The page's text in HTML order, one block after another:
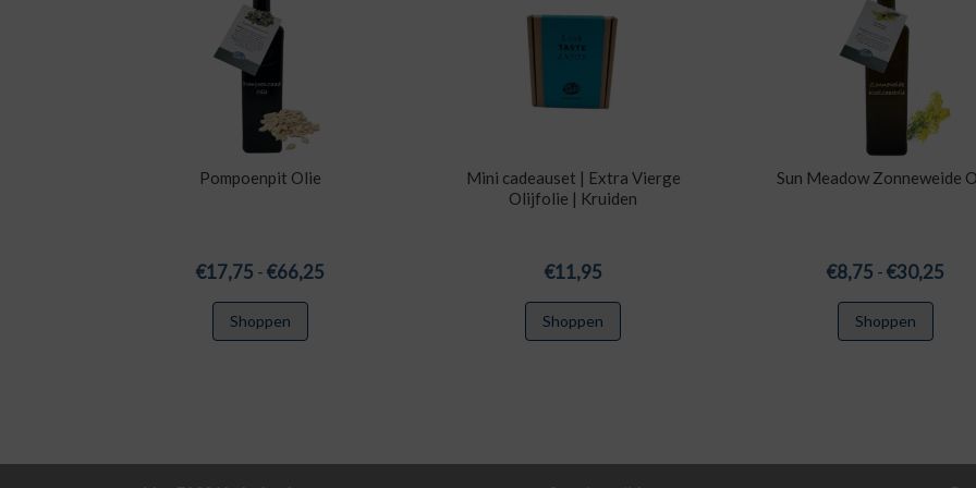
Pompoenpit Olie
€17,75 - €66,25
Shoppen
Dit
product
optie
Mini cadeauset | Extra Vierge
Olijfolie | Kruiden
€11,95
Shoppen
Sun Meadow Zonneweide
€8,75 - €30,25
Shoppen
Dit
optie